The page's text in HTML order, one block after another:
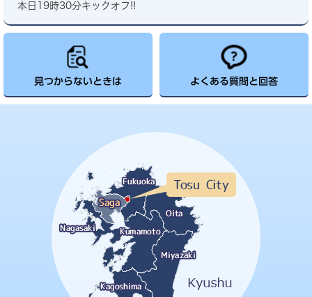
本日19時30分キックオフ!!
見つからないときは よくある質問と回答